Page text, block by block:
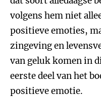
volgens hem niet
positieve emoties,
zingeving en
van geluk komen in
eerste deel van het
positieve emotie.